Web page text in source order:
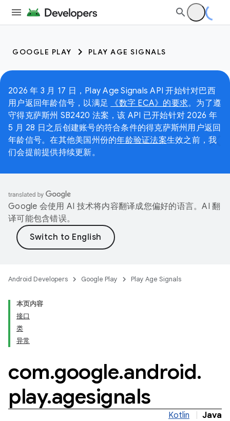
GOOGLE PLAY PLAY AGE SIGNALS
2026 年 3 月 17 日，Play Age Signals API 开始针对巴西
用户返回年龄信号，以满足
《数字 ECA》的要求。为了遵
守得克萨斯州 SB2420 法案，该 API 已开始针对 2026 年
5 月 28 日之后创建账号的符合条件的得克萨斯州用户返回
年龄信号。在其他美国州份的年龄验证法案生效之前，我
们会提前提供持续更新。
Google 会使用 AI 技术将内容翻译成您偏好的语言。AI 翻
译可能包含错误。
Android Developers Google Play Play Age Signals
本页内容
接口
类
异常
com.google.android.
play.agesignals
Kotlin Java